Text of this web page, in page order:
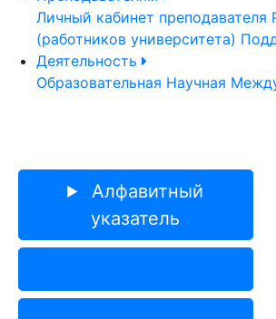
Личный кабинет преподавателя
(работников университета)
Деятельность
Образовательная Научная
Алфавитный
указатель